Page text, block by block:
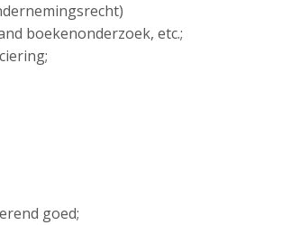
boekenonderzoek, etc.;
goed;